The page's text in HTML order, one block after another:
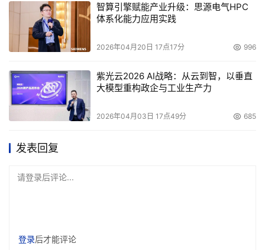
智算引擎赋能产业升级：思源电气HPC
体系化能力应用实践
2026年04月20日 17点17分 996
紫光云2026 AI战略：从云到智，以垂直
大模型重构政企与工业生产力
2026年04月03日 17点49分 685
发表回复
请登录后评论...
登录后才能评论